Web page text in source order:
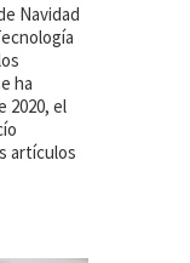
Navidad
ha
2020, el
artículos